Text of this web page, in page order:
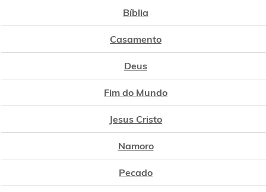
Bíblia
Casamento
Deus
Fim do Mundo
Jesus Cristo
Namoro
Pecado